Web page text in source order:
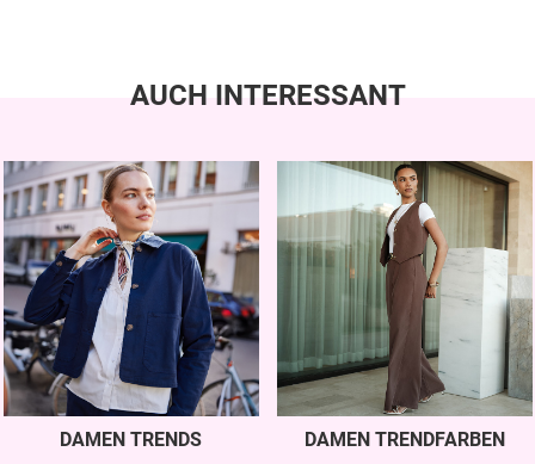
AUCH INTERESSANT
DAMEN TRENDS DAMEN TRENDFARBEN